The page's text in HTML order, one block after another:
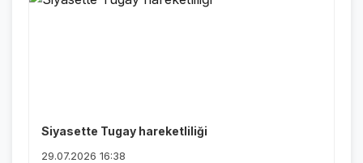
Siyasette Tugay hareketliliği
29.07.2026 16:38